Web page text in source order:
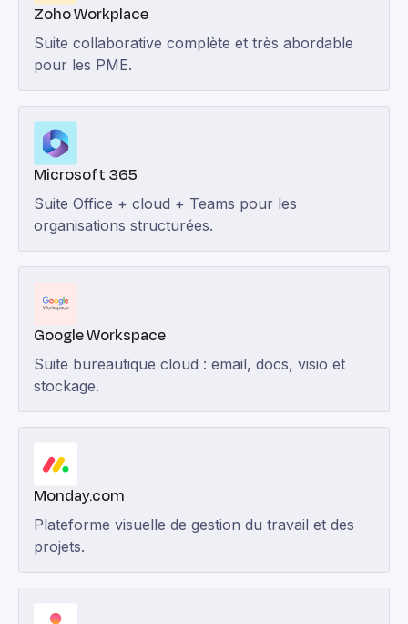
Zoho Workplace
Suite collaborative complète et très abordable
pour les PME.
Microsoft 365
Suite Office + cloud + Teams pour les
organisations structurées.
Google Workspace
Suite bureautique cloud : email, docs, visio et
stockage.
Monday.com
Plateforme visuelle de gestion du travail et des
projets.